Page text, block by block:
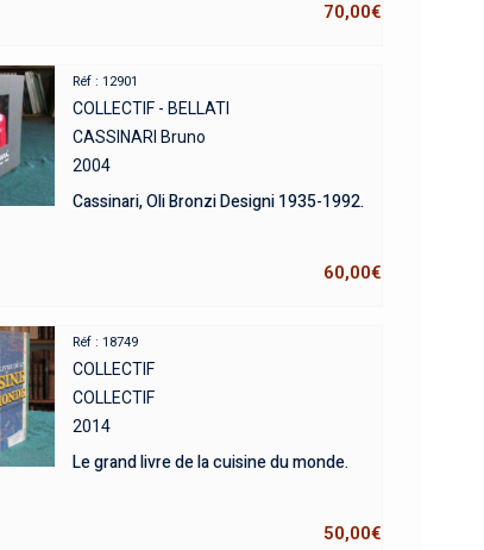
70,00€
Réf : 12901
COLLECTIF - BELLATI
CASSINARI Bruno
2004
Cassinari, Oli Bronzi Designi 1935-1992.
60,00€
Réf : 18749
COLLECTIF
COLLECTIF
2014
Le grand livre de la cuisine du monde.
50,00€